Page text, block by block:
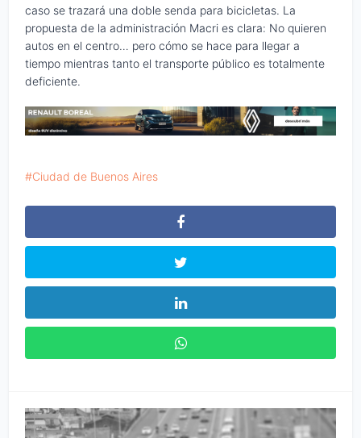
caso se trazará una doble senda para bicicletas. La
propuesta de la administración Macri es clara: No quieren
autos en el centro… pero cómo se hace para llegar a
tiempo mientras tanto el transporte público es totalmente
deficiente.
Ciudad de Buenos Aires